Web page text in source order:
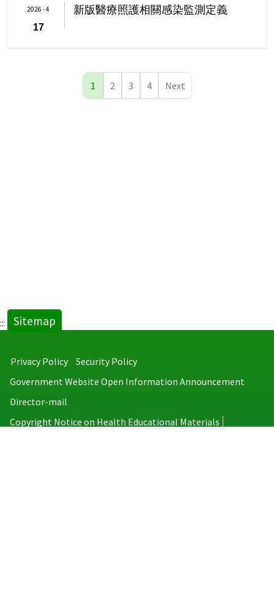
新版醫療照護相關感染監測定義
2026 - 4
17
1 2 3 4 Next
::: Sitemap
Privacy Policy
Security Policy
Government Website Open Information Announcement
Director-mail
Copyright Notice on Health Educational Materials